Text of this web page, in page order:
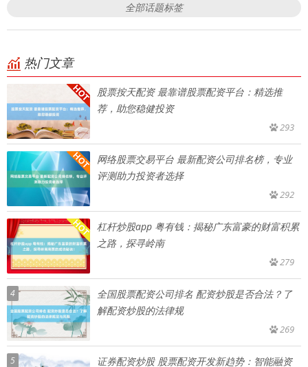
全部话题标签
热门文章
股票按天配资 最靠谱股票配资平台：精选推
荐，助您稳健投资
293
网络股票交易平台 最新配资公司排名榜，专业
评测助力投资者选择
292
杠杆炒股app 粤有钱：揭秘广东富豪的财富积累
之路，探寻岭南
279
4
全国股票配资公司排名 配资炒股是否合法？了
解配资炒股的法律规
269
5 证券配资炒股 股票配资开发新趋势：智能融资